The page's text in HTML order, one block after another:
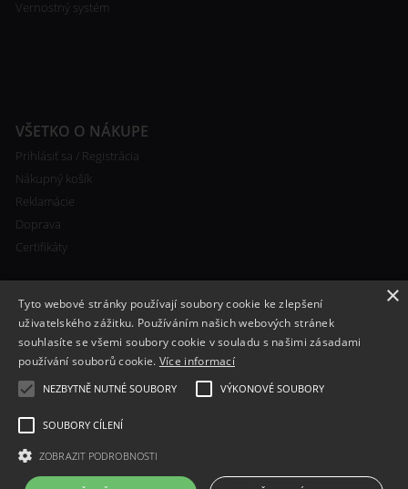
Vernostný systém
VŠETKO O NÁKUPE
Prihlásiť sa / Registrácia
Nákupný košík
Reklamácie
Doprava
Certifikáty
RYCHLÝ KONTAKT
+420 608 138 367
info@bomba-cig.sk
×
Tyto webové stránky používají soubory cookie ke zlepšení
uživatelského zážitku. Používáním našich webových stránek
souhlasíte se všemi soubory cookie v souladu s našimi zásadami
používání souborů cookie. Více informací
NEZBYTNĚ NUTNÉ SOUBORY VÝKONOVÉ SOUBORY
SOUBORY CÍLENÍ
ZOBRAZIT PODROBNOSTI